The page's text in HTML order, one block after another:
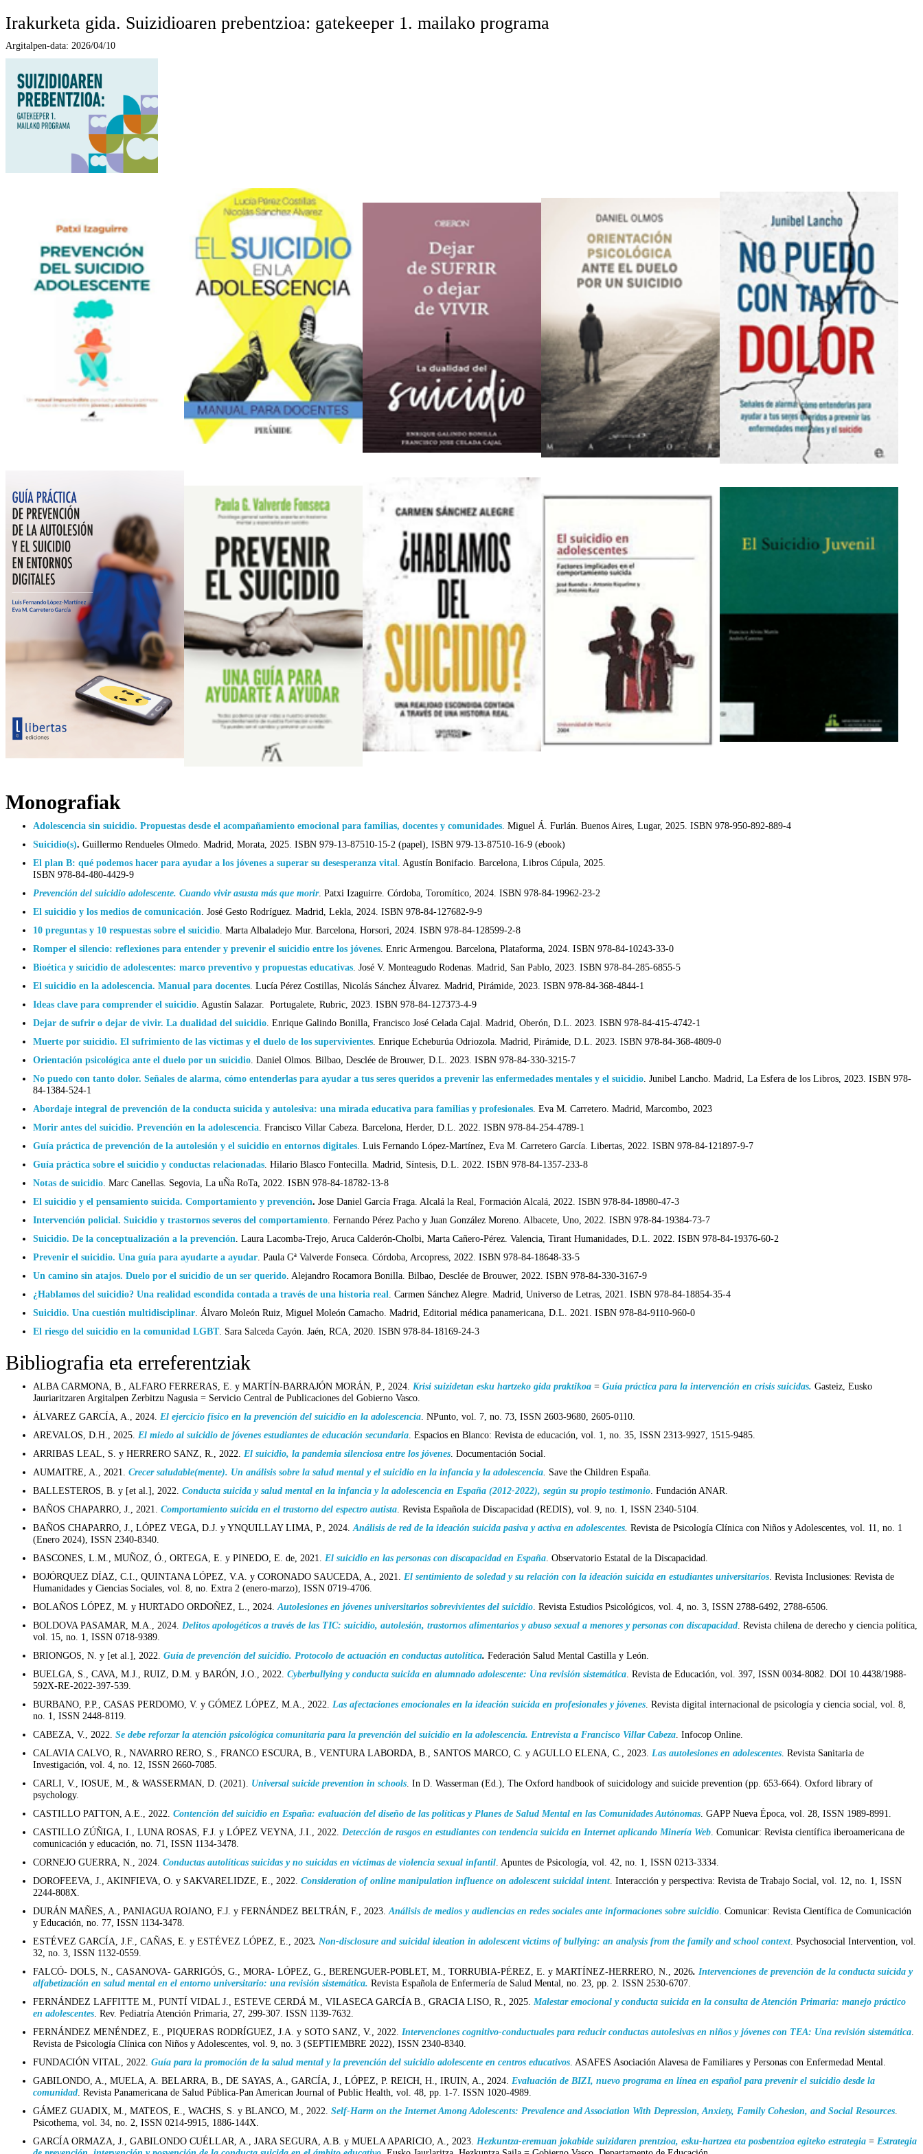
Irakurketa gida. Suizidioaren prebentzioa: gatekeeper 1. mailako programa
Argitalpen-data: 2026/04/10
Monografiak
Adolescencia sin suicidio. Propuestas desde el acompañamiento emocional para familias, docentes y comunidades Miguel Á. Furlán. Buenos Aires, Lugar, 2025. ISBN 978-950-892-889-4
Suicidio(s). Guillermo Rendueles Olmedo. Madrid, Morata, 2025. ISBN 979-13-87510-15-2 (papel), ISBN 979-13-87510-16-9 (ebook)
El plan B: qué podemos hacer para ayudar a los jóvenes a superar su desesperanza vital Agustín Bonifacio. Barcelona, Libros Cúpula, 2025.
ISBN 978-84-480-4429-9
Prevención del suicidio adolescente. Cuando vivir asusta más que morir. Patxi Izaguirre. Córdoba, Toromítico, 2024. ISBN 978-84-19962-23-2
El suicidio y los medios de comunicación José Gesto Rodríguez. Madrid, Lekla, 2024. ISBN 978-84-127682-9-9
10 preguntas y 10 respuestas sobre el suicidio Marta Albaladejo Mur. Barcelona, Horsori, 2024. ISBN 978-84-128599-2-8
Romper el silencio: reflexiones para entender y prevenir el suicidio entre los jóvenes Enric Armengou. Barcelona, Plataforma, 2024. ISBN 978-84-10243-33-0
Bioética y suicidio de adolescentes: marco preventivo y propuestas educativas José V. Monteagudo Rodenas. Madrid, San Pablo, 2023. ISBN 978-84-285-6855-5
El suicidio en la adolescencia. Manual para docentes Lucía Pérez Costillas, Nicolás Sánchez Álvarez. Madrid, Pirámide, 2023. ISBN 978-84-368-4844-1
Ideas clave para comprender el suicidio Agustín Salazar. Portugalete, Rubric, 2023. ISBN 978-84-127373-4-9
Dejar de sufrir o dejar de vivir. La dualidad del suicidio Enrique Galindo Bonilla, Francisco José Celada Cajal. Madrid, Oberón, D.L. 2023. ISBN 978-84-415-4742-1
Muerte por suicidio. El sufrimiento de las víctimas y el duelo de los supervivientes Enrique Echeburúa Odriozola. Madrid, Pirámide, D.L. 2023. ISBN 978-84-368-4809-0
Orientación psicológica ante el duelo por un suicidio Daniel Olmos. Bilbao, Desclée de Brouwer, D.L. 2023. ISBN 978-84-330-3215-7
No puedo con tanto dolor. Señales de alarma, cómo entenderlas para ayudar a tus seres queridos a prevenir las enfermedades mentales y el suicidio Junibel Lancho. Madrid, La Esfera de los Libros, 2023. ISBN 978-
84-1384-524-1
Abordaje integral de prevención de la conducta suicida y autolesiva: una mirada educativa para familias y profesionales Eva M. Carretero. Madrid, Marcombo, 2023
Morir antes del suicidio. Prevención en la adolescencia Francisco Villar Cabeza. Barcelona, Herder, D.L. 2022. ISBN 978-84-254-4789-1
Guía práctica de prevención de la autolesión y el suicidio en entornos digitales Luis Fernando López-Martínez, Eva M. Carretero García. Libertas, 2022. ISBN 978-84-121897-9-7
Guía práctica sobre el suicidio y conductas relacionadas Hilario Blasco Fontecilla. Madrid, Síntesis, D.L. 2022. ISBN 978-84-1357-233-8
Notas de suicidio Marc Canellas. Segovia, La uÑa RoTa, 2022. ISBN 978-84-18782-13-8
El suicidio y el pensamiento suicida. Comportamiento y prevención. Jose Daniel García Fraga. Alcalá la Real, Formación Alcalá, 2022. ISBN 978-84-18980-47-3
Intervención policial. Suicidio y trastornos severos del comportamiento Fernando Pérez Pacho y Juan González Moreno. Albacete, Uno, 2022. ISBN 978-84-19384-73-7
Suicidio. De la conceptualización a la prevención Laura Lacomba-Trejo, Aruca Calderón-Cholbi, Marta Cañero-Pérez. Valencia, Tirant Humanidades, D.L. 2022. ISBN 978-84-19376-60-2
Prevenir el suicidio. Una guía para ayudarte a ayudar . Paula Gª Valverde Fonseca. Córdoba, Arcopress, 2022. ISBN 978-84-18648-33-5
Un camino sin atajos. Duelo por el suicidio de un ser querido Alejandro Rocamora Bonilla. Bilbao, Desclée de Brouwer, 2022. ISBN 978-84-330-3167-9
¿Hablamos del suicidio? Una realidad escondida contada a través de una historia real Carmen Sánchez Alegre. Madrid, Universo de Letras, 2021. ISBN 978-84-18854-35-4
Suicidio. Una cuestión multidisciplinar Álvaro Moleón Ruiz, Miguel Moleón Camacho. Madrid, Editorial médica panamericana, D.L. 2021. ISBN 978-84-9110-960-0
El riesgo del suicidio en la comunidad LGBT. Sara Salceda Cayón. Jaén, RCA, 2020. ISBN 978-84-18169-24-3
Bibliografia eta erreferentziak
ALBA CARMONA, B., ALFARO FERRERAS, E. y MARTÍN-BARRAJÓN MORÁN, P., 2024. Krisi suizidetan esku hartzeko gida praktikoa = Guía práctica para la intervención en crisis suicidas. Gasteiz, Eusko
Jauriaritzaren Argitalpen Zerbitzu Nagusia = Servicio Central de Publicaciones del Gobierno Vasco.
ÁLVAREZ GARCÍA, A., 2024. El ejercicio físico en la prevención del suicidio en la adolescencia . NPunto, vol. 7, no. 73, ISSN 2603-9680, 2605-0110.
AREVALOS, D.H., 2025. El miedo al suicidio de jóvenes estudiantes de educación secundaria . Espacios en Blanco: Revista de educación, vol. 1, no. 35, ISSN 2313-9927, 1515-9485.
ARRIBAS LEAL, S. y HERRERO SANZ, R., 2022. El suicidio, la pandemia silenciosa entre los jóvenes . Documentación Social.
AUMAITRE, A., 2021. Crecer saludable(mente). Un análisis sobre la salud mental y el suicidio en la infancia y la adolescencia Save the Children España.
BALLESTEROS, B. y [et al.], 2022. Conducta suicida y salud mental en la infancia y la adolescencia en España (2012-2022), según su propio testimonio . Fundación ANAR.
BAÑOS CHAPARRO, J., 2021. Comportamiento suicida en el trastorno del espectro autista . Revista Española de Discapacidad (REDIS), vol. 9, no. 1, ISSN 2340-5104.
BAÑOS CHAPARRO, J., LÓPEZ VEGA, D.J. y YNQUILLAY LIMA, P., 2024. Análisis de red de la ideación suicida pasiva y activa en adolescentes Revista de Psicología Clínica con Niños y Adolescentes, vol. 11, no. 1
(Enero 2024), ISSN 2340-8340.
BASCONES, L.M., MUÑOZ, Ó., ORTEGA, E. y PINEDO, E. de, 2021. El suicidio en las personas con discapacidad en España . Observatorio Estatal de la Discapacidad.
BOJÓRQUEZ DÍAZ, C.I., QUINTANA LÓPEZ, V.A. y CORONADO SAUCEDA, A., 2021. El sentimiento de soledad y su relación con la ideación suicida en estudiantes universitarios . Revista Inclusiones: Revista de
Humanidades y Ciencias Sociales, vol. 8, no. Extra 2 (enero-marzo), ISSN 0719-4706.
BOLAÑOS LÓPEZ, M. y HURTADO ORDOÑEZ, L., 2024. Autolesiones en jóvenes universitarios sobrevivientes del suicidio . Revista Estudios Psicológicos, vol. 4, no. 3, ISSN 2788-6492, 2788-6506.
BOLDOVA PASAMAR, M.A., 2024. Delitos apologéticos a través de las TIC: suicidio, autolesión, trastornos alimentarios y abuso sexual a menores y personas con discapacidad . Revista chilena de derecho y ciencia política,
vol. 15, no. 1, ISSN 0718-9389.
BRIONGOS, N. y [et al.], 2022. Guía de prevención del suicidio. Protocolo de actuación en conductas autolítica. Federación Salud Mental Castilla y León.
BUELGA, S., CAVA, M.J., RUIZ, D.M. y BARÓN, J.O., 2022. Cyberbullying y conducta suicida en alumnado adolescente: Una revisión sistemática . Revista de Educación, vol. 397, ISSN 0034-8082. DOI 10.4438/1988-
592X-RE-2022-397-539.
BURBANO, P.P., CASAS PERDOMO, V. y GÓMEZ LÓPEZ, M.A., 2022. Las afectaciones emocionales en la ideación suicida en profesionales y jóvenes . Revista digital internacional de psicología y ciencia social, vol. 8,
no. 1, ISSN 2448-8119.
CABEZA, V., 2022. Se debe reforzar la atención psicológica comunitaria para la prevención del suicidio en la adolescencia. Entrevista a Francisco Villar Cabeza . Infocop Online.
CALAVIA CALVO, R., NAVARRO RERO, S., FRANCO ESCURA, B., VENTURA LABORDA, B., SANTOS MARCO, C. y AGULLO ELENA, C., 2023. Las autolesiones en adolescentes . Revista Sanitaria de
Investigación, vol. 4, no. 12, ISSN 2660-7085.
CARLI, V., IOSUE, M., & WASSERMAN, D. (2021). Universal suicide prevention in schools . In D. Wasserman (Ed.), The Oxford handbook of suicidology and suicide prevention (pp. 653-664). Oxford library of
psychology.
CASTILLO PATTON, A.E., 2022. Contención del suicidio en España: evaluación del diseño de las políticas y Planes de Salud Mental en las Comunidades Autónomas . GAPP Nueva Época, vol. 28, ISSN 1989-8991.
CASTILLO ZÚÑIGA, I., LUNA ROSAS, F.J. y LÓPEZ VEYNA, J.I., 2022. Detección de rasgos en estudiantes con tendencia suicida en Internet aplicando Minería Web . Comunicar: Revista científica iberoamericana de
comunicación y educación, no. 71, ISSN 1134-3478.
CORNEJO GUERRA, N., 2024. Conductas autolíticas suicidas y no suicidas en víctimas de violencia sexual infantil . Apuntes de Psicología, vol. 42, no. 1, ISSN 0213-3334.
DOROFEEVA, J., AKINFIEVA, O. y SAKVARELIDZE, E., 2022. Consideration of online manipulation influence on adolescent suicidal intent. Interacción y perspectiva: Revista de Trabajo Social, vol. 12, no. 1, ISSN
2244-808X.
DURÁN MAÑES, A., PANIAGUA ROJANO, F.J. y FERNÁNDEZ BELTRÁN, F., 2023. Análisis de medios y audiencias en redes sociales ante informaciones sobre suicidio . Comunicar: Revista Científica de Comunicación
y Educación, no. 77, ISSN 1134-3478.
ESTÉVEZ GARCÍA, J.F., CAÑAS, E. y ESTÉVEZ LÓPEZ, E., 2023. Non-disclosure and suicidal ideation in adolescent victims of bullying: an analysis from the family and school context. Psychosocial Intervention, vol.
32, no. 3, ISSN 1132-0559.
FALCÓ- DOLS, N., CASANOVA- GARRIGÓS, G., MORA- LÓPEZ, G., BERENGUER-POBLET, M., TORRUBIA-PÉREZ, E. y MARTÍNEZ-HERRERO, N., 2026. Intervenciones de prevención de la conducta suicida y
alfabetización en salud mental en el entorno universitario: una revisión sistemática. Revista Española de Enfermería de Salud Mental, no. 23, pp. 2. ISSN 2530-6707.
FERNÁNDEZ LAFFITTE M., PUNTÍ VIDAL J., ESTEVE CERDÁ M., VILASECA GARCÍA B., GRACIA LISO, R., 2025. Malestar emocional y conducta suicida en la consulta de Atención Primaria: manejo práctico
en adolescentes . Rev. Pediatría Atención Primaria, 27, 299-307. ISSN 1139-7632.
FERNÁNDEZ MENÉNDEZ, E., PIQUERAS RODRÍGUEZ, J.A. y SOTO SANZ, V., 2022. Intervenciones cognitivo-conductuales para reducir conductas autolesivas en niños y jóvenes con TEA: Una revisión sistemática
Revista de Psicología Clínica con Niños y Adolescentes, vol. 9, no. 3 (SEPTIEMBRE 2022), ISSN 2340-8340.
FUNDACIÓN VITAL, 2022. Guía para la promoción de la salud mental y la prevención del suicidio adolescente en centros educativos . ASAFES Asociación Alavesa de Familiares y Personas con Enfermedad Mental.
GABILONDO, A., MUELA, A. BELARRA, B., DE SAYAS, A., GARCÍA, J., LÓPEZ, P. REICH, H., IRUIN, A., 2024. Evaluación de BIZI, nuevo programa en línea en español para prevenir el suicidio desde la
comunidad . Revista Panamericana de Salud Pública-Pan American Journal of Public Health, vol. 48, pp. 1-7. ISSN 1020-4989.
GÁMEZ GUADIX, M., MATEOS, E., WACHS, S. y BLANCO, M., 2022. Self-Harm on the Internet Among Adolescents: Prevalence and Association With Depression, Anxiety, Family Cohesion, and Social Resources
Psicothema, vol. 34, no. 2, ISSN 0214-9915, 1886-144X.
GARCÍA ORMAZA, J., GABILONDO CUÉLLAR, A., JARA SEGURA, A.B. y MUELA APARICIO, A., 2023. Hezkuntza-eremuan jokabide suizidaren prentzioa, esku-hartzea eta posbentzioa egiteko estrategia = Estrategia